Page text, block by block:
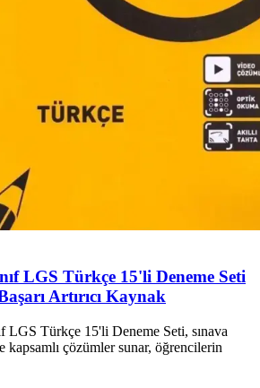
LGS Türkçe 15'li Deneme Seti
Artırıcı Kaynak
LGS Türkçe 15'li Deneme Seti, sınava
kapsamlı çözümler sunar, öğrencilerin